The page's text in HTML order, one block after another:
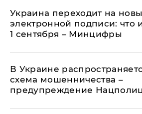
Украина переходит на
электронной подписи: что
1 сентября – Минцифры
В Украине
схема мошенничества –
предупреждение